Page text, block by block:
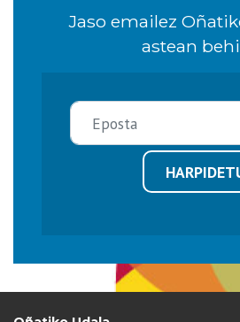
Jaso emailez
astean